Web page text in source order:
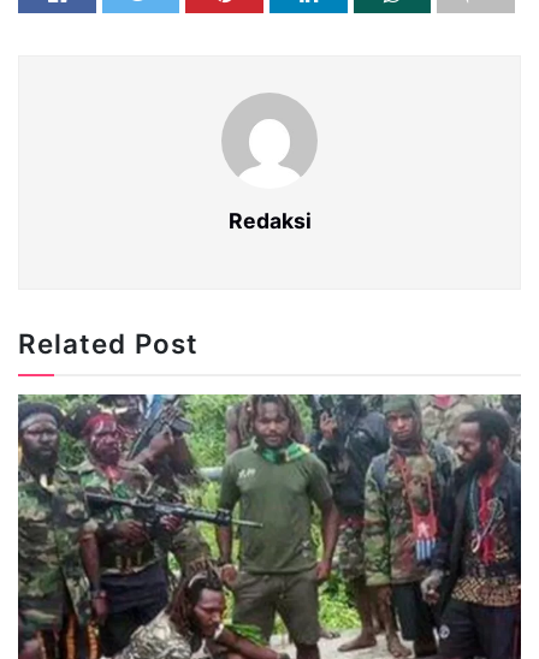
Redaksi
Related Post